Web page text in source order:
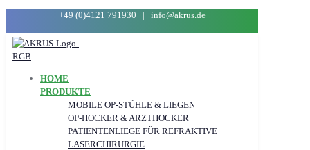
+49 (0)4121 791930 | info@akrus.de
HOME
PRODUKTE
MOBILE OP-STÜHLE & LIEGEN
OP-HOCKER & ARZTHOCKER
PATIENTENLIEGE FÜR REFRAKTIVE
LASERCHIRURGIE